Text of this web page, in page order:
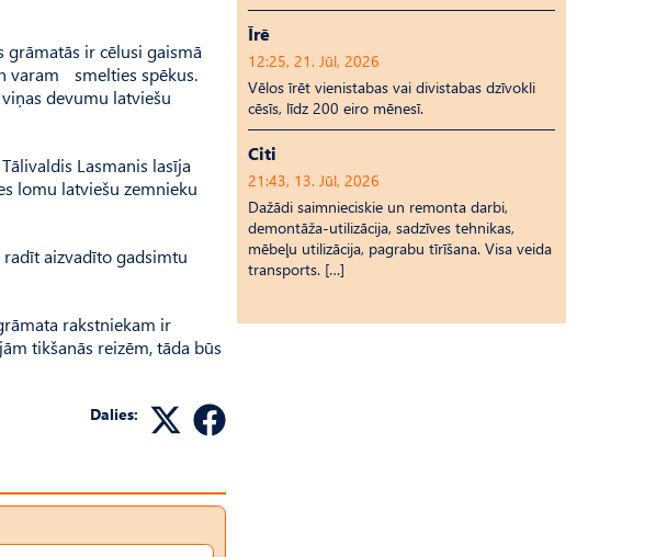
grāmatās ir cēlusi gaismā
varam smelties spēkus.
devumu latviešu
Lasmanis lasīja
lomu latviešu zemnieku
aizvadīto gadsimtu
rakstniekam ir
tikšanās reizēm, tāda būs
Dalies:
Īrē
12:25, 21. Jūl, 2026
Vēlos īrēt vienistabas vai divistabas dzīvokli
cēsīs, līdz 200 eiro mēnesī.
Citi
21:43, 13. Jūl, 2026
Dažādi saimnieciskie un remonta darbi,
demontāža-utilizācija, sadzīves tehnikas,
mēbeļu utilizācija, pagrabu tīrīšana. Visa veida
transports. […]